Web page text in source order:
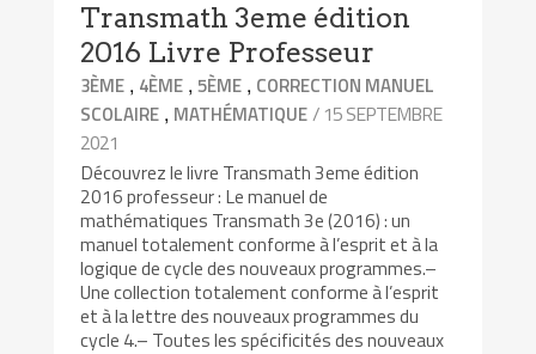
Transmath 3eme édition
2016 Livre Professeur
3ÈME , 4ÈME ,5ÈME , CORRECTION MANUEL
SCOLAIRE , MATHÉMATIQUE/ 15 SEPTEMBRE
2021
Découvrez le livre Transmath 3eme édition
2016 professeur : Le manuel de
mathématiques Transmath 3e (2016) : un
manuel totalement conforme à l’esprit et à la
logique de cycle des nouveaux programmes.–
Une collection totalement conforme à l’esprit
et à la lettre des nouveaux programmes du
cycle 4.– Toutes les spécificités des nouveaux